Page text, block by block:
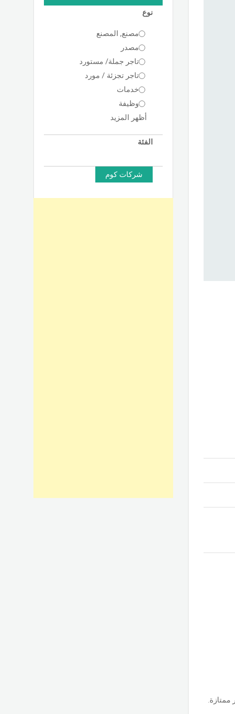
نوع
مصنع, المصنع
مصدر
تاجر جملة/ مستورد
تاجر تجزئة / مورد
خدمات
وظيفة
أظهر المزيد
الفئة
شركات كوم